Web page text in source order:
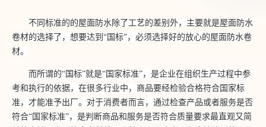
不同标准的的屋面防水除了工艺的差别外，主要就是屋面防水
卷材的选择了，想要达到 “国标”，必须选择好的放心的屋面防水卷
材。
而所谓的“国标”就是“国家标准”，是企业在组织生产过程中参
考和执行的依据，在很多行业中，商品要经检验合格符合国家标
准，才能准予出厂。对于消费者而言，通过检查产品或者服务是否
符合“国家标准”，是判断商品和服务是否符合质量要求最直观又简